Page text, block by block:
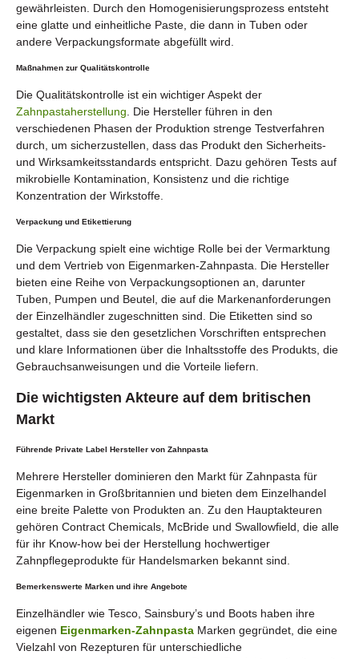
gewährleisten. Durch den Homogenisierungsprozess entsteht
eine glatte und einheitliche Paste, die dann in Tuben oder
andere Verpackungsformate abgefüllt wird.
Maßnahmen zur Qualitätskontrolle
Die Qualitätskontrolle ist ein wichtiger Aspekt der
Zahnpastaherstellung . Die Hersteller führen in den
verschiedenen Phasen der Produktion strenge Testverfahren
durch, um sicherzustellen, dass das Produkt den Sicherheits-
und Wirksamkeitsstandards entspricht. Dazu gehören Tests auf
mikrobielle Kontamination, Konsistenz und die richtige
Konzentration der Wirkstoffe.
Verpackung und Etikettierung
Die Verpackung spielt eine wichtige Rolle bei der Vermarktung
und dem Vertrieb von Eigenmarken-Zahnpasta. Die Hersteller
bieten eine Reihe von Verpackungsoptionen an, darunter
Tuben, Pumpen und Beutel, die auf die Markenanforderungen
der Einzelhändler zugeschnitten sind. Die Etiketten sind so
gestaltet, dass sie den gesetzlichen Vorschriften entsprechen
und klare Informationen über die Inhaltsstoffe des Produkts, die
Gebrauchsanweisungen und die Vorteile liefern.
Die wichtigsten Akteure auf dem britischen
Markt
Führende Private Label Hersteller von Zahnpasta
Mehrere Hersteller dominieren den Markt für Zahnpasta für
Eigenmarken in Großbritannien und bieten dem Einzelhandel
eine breite Palette von Produkten an. Zu den Hauptakteuren
gehören Contract Chemicals, McBride und Swallowfield, die alle
für ihr Know-how bei der Herstellung hochwertiger
Zahnpflegeprodukte für Handelsmarken bekannt sind.
Bemerkenswerte Marken und ihre Angebote
Einzelhändler wie Tesco, Sainsbury’s und Boots haben ihre
eigenen Eigenmarken-Zahnpasta Marken gegründet, die eine
Vielzahl von Rezepturen für unterschiedliche